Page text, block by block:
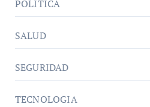
POLÍTICA
SALUD
SEGURIDAD
TECNOLOGIA